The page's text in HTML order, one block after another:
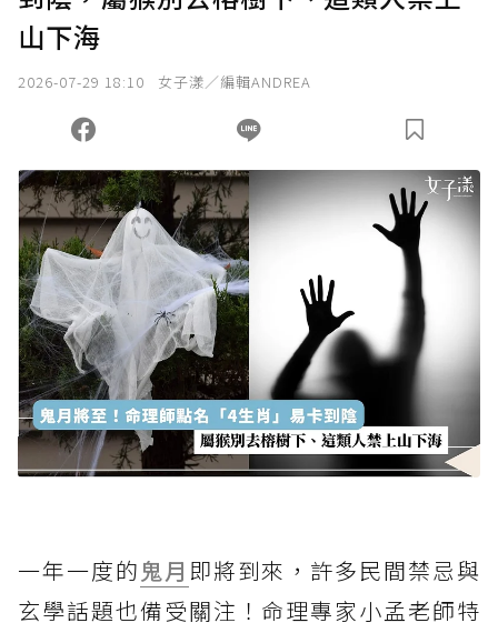
山下海
2026-07-29 18:10 女子漾／編輯ANDREA
一年一度的鬼月 即將到來，許多民間禁忌與
玄學話題也備受關注！命理專家小孟老師特